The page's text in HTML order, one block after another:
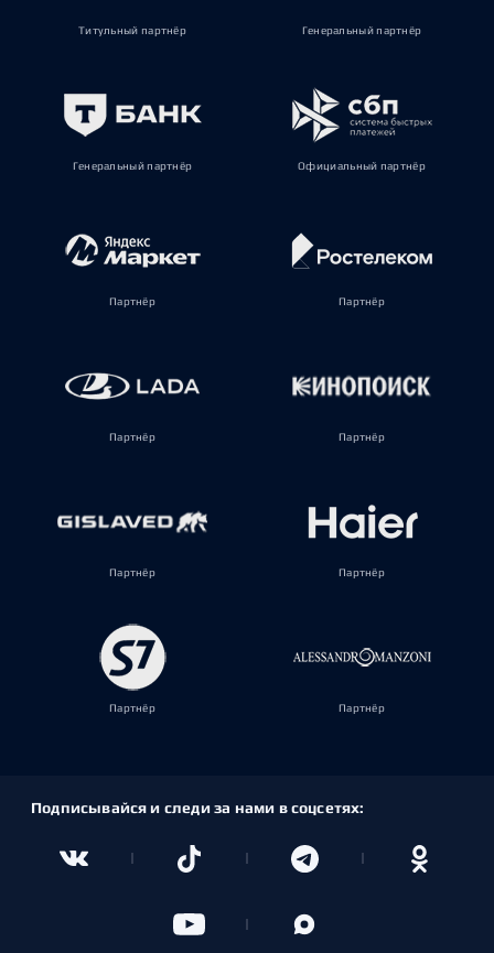
Титульный партнёр Генеральный партнёр
Генеральный партнёр Официальный партнёр
Партнёр Партнёр
Партнёр Партнёр
Партнёр Партнёр
Партнёр Партнёр
Подписывайся и следи за нами в соцсетях: